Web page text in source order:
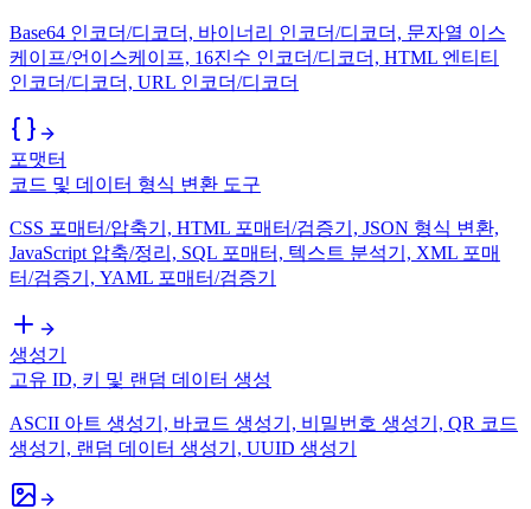
Base64 인코더/디코더, 바이너리 인코더/디코더, 문자열 이스
케이프/언이스케이프, 16진수 인코더/디코더, HTML 엔티티
인코더/디코더, URL 인코더/디코더
포맷터
코드 및 데이터 형식 변환 도구
CSS 포매터/압축기, HTML 포매터/검증기, JSON 형식 변환,
JavaScript 압축/정리, SQL 포매터, 텍스트 분석기, XML 포매
터/검증기, YAML 포매터/검증기
생성기
고유 ID, 키 및 랜덤 데이터 생성
ASCII 아트 생성기, 바코드 생성기, 비밀번호 생성기, QR 코드
생성기, 랜덤 데이터 생성기, UUID 생성기